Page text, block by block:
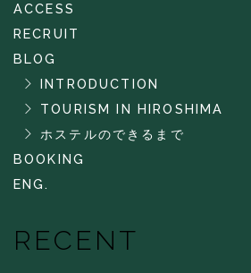
ACCESS
RECRUIT
BLOG
INTRODUCTION
TOURISM IN HIROSHIMA
ホステルのできるまで
BOOKING
ENG.
RECENT